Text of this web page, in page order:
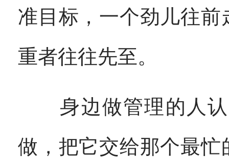
准目标，一个劲儿往
重者往往先至。
身边做管理的人认
做，把它交给那个最